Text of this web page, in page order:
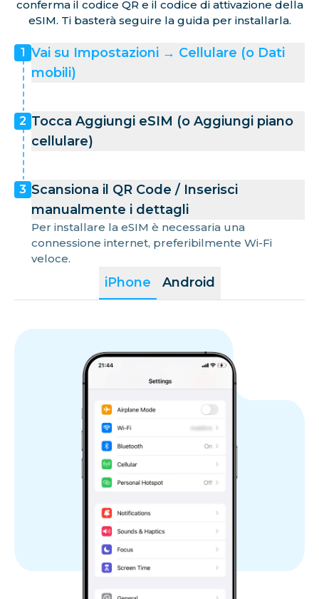
conferma il codice QR e il codice di attivazione della
eSIM. Ti basterà seguire la guida per installarla.
iPhone Android
1 Vai su Impostazioni → Cellulare (o Dati
mobili)
2 Tocca Aggiungi eSIM (o Aggiungi piano
cellulare)
3 Scansiona il QR Code / Inserisci
manualmente i dettagli
Per installare la eSIM è necessaria una
connessione internet, preferibilmente Wi-Fi
veloce.